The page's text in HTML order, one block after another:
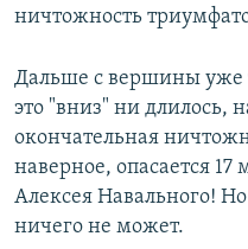
ничтожность
Дальше с вершины уже
это "вниз" ни длилось,
окончательная
наверное, опасается
Алексея Навального!
ничего не может.